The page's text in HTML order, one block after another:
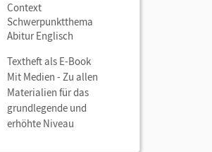
Context
Schwerpunktthema
Abitur Englisch
Textheft als E-Book
Mit Medien - Zu allen
Materialien für das
grundlegende und
erhöhte Niveau